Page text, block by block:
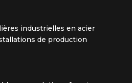
industrielles en acier
de production